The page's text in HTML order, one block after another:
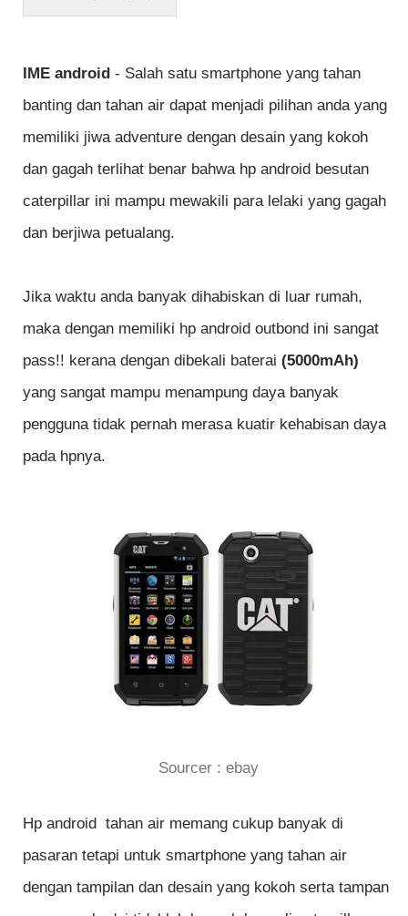
IME android - Salah satu smartphone yang tahan
banting dan tahan air dapat menjadi pilihan anda yang
memiliki jiwa adventure dengan desain yang kokoh
dan gagah terlihat benar bahwa hp android besutan
caterpillar ini mampu mewakili para lelaki yang gagah
dan berjiwa petualang.
Jika waktu anda banyak dihabiskan di luar rumah,
maka dengan memiliki hp android outbond ini sangat
pass!! kerana dengan dibekali baterai (5000mAh)
yang sangat mampu menampung daya banyak
pengguna tidak pernah merasa kuatir kehabisan daya
pada hpnya.
Sourcer : ebay
Hp android tahan air memang cukup banyak di
pasaran tetapi untuk smartphone yang tahan air
dengan tampilan dan desain yang kokoh serta tampan